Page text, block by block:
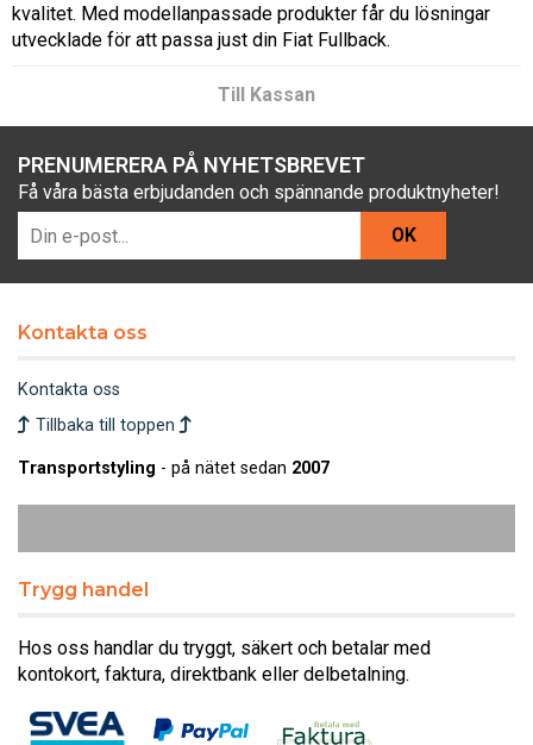
kvalitet. Med modellanpassade produkter får du lösningar
utvecklade för att passa just din Fiat Fullback.
Till Kassan
PRENUMERERA PÅ NYHETSBREVET
Få våra bästa erbjudanden och spännande produktnyheter!
OK
Kontakta oss
Kontakta oss
Tillbaka till toppen
Transportstyling - på nätet sedan 2007
Trygg handel
Hos oss handlar du tryggt, säkert och betalar med
kontokort, faktura, direktbank eller delbetalning.